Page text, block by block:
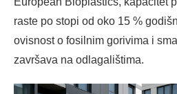
raste po stopi od oko 15 %
ovisnost o fosilnim gorivima i
završava na odlagalištima.